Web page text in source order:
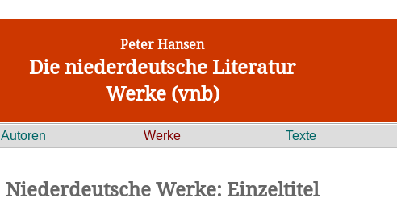
Peter Hansen
Die niederdeutsche Literatur
Werke (vnb)
Autoren Werke Texte
Niederdeutsche Werke: Einzeltitel